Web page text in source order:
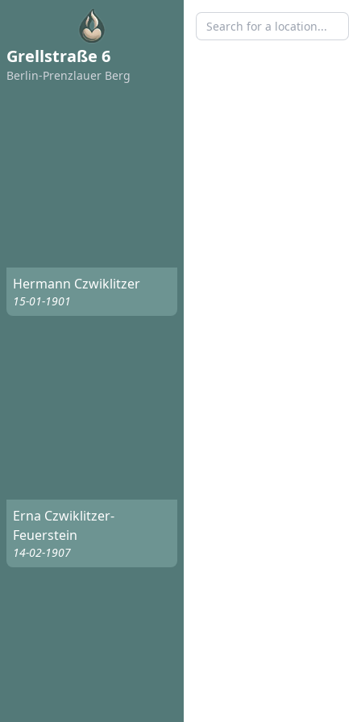
Grellstraße 6
Berlin-Prenzlauer Berg
Hermann Czwiklitzer
15-01-1901
Erna Czwiklitzer-
Feuerstein
14-02-1907